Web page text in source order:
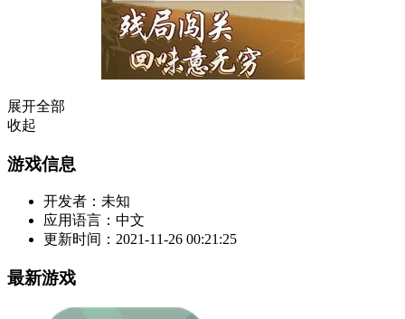
展开全部
收起
游戏信息
开发者： 未知
应用语言： 中文
更新时间： 2021-11-26 00:21:25
最新游戏